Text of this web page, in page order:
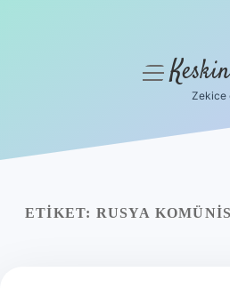
Yasal Uyarı
menüyü
Zekice
ETIKET: RUSYA